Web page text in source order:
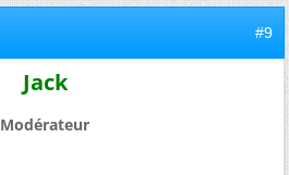
#9
Jack
Modérateur